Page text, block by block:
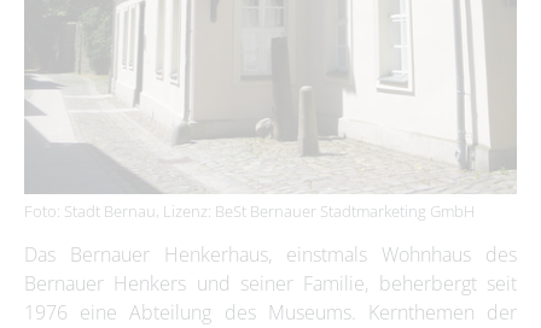
Foto: Stadt Bernau, Lizenz: BeSt Bernauer Stadtmarketing GmbH
Das Bernauer Henkerhaus, einstmals Wohnhaus des
Bernauer Henkers und seiner Familie, beherbergt seit
1976 eine Abteilung des Museums. Kernthemen der